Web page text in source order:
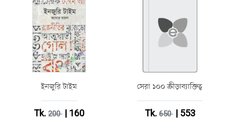
ইনজুরি টাইম
Tk.200| 160
সেরা ১০০ ক্রীড়াব্যাক্তিত্ব
Tk.650| 553